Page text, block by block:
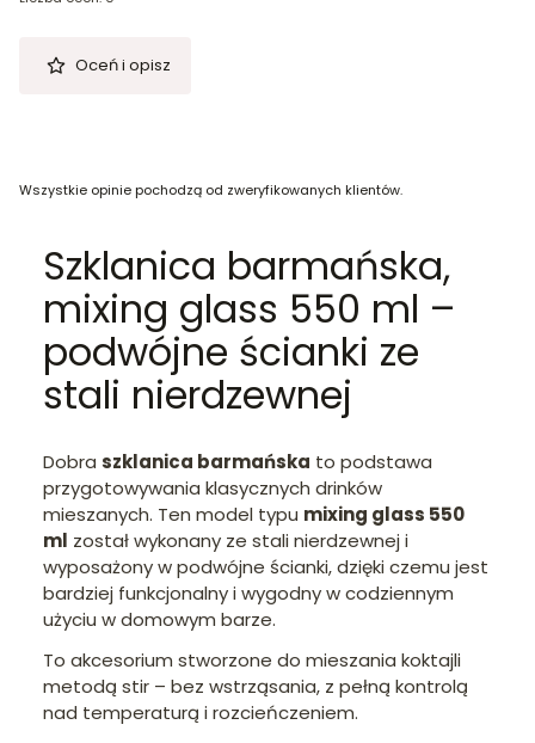
Oceń i opisz
Wszystkie opinie pochodzą od zweryfikowanych klientów.
Szklanica barmańska,
mixing glass 550 ml –
podwójne ścianki ze
stali nierdzewnej
Dobra szklanica barmańska to podstawa
przygotowywania klasycznych drinków
mieszanych. Ten model typu mixing glass 550
ml został wykonany ze stali nierdzewnej i
wyposażony w podwójne ścianki, dzięki czemu jest
bardziej funkcjonalny i wygodny w codziennym
użyciu w domowym barze.
To akcesorium stworzone do mieszania koktajli
metodą stir – bez wstrząsania, z pełną kontrolą
nad temperaturą i rozcieńczeniem.